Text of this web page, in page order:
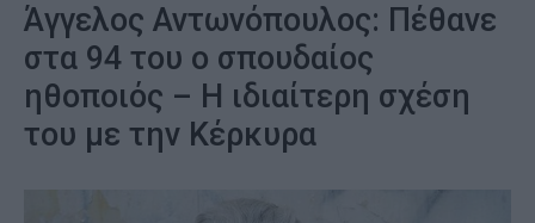
Άγγελος Αντωνόπουλος: Πέθανε
στα 94 του ο σπουδαίος
ηθοποιός – Η ιδιαίτερη σχέση
του με την Κέρκυρα